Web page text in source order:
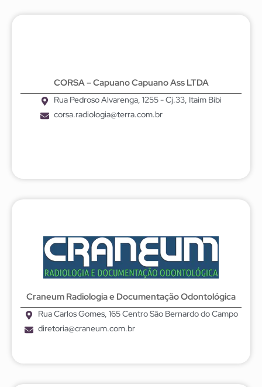
CORSA – Capuano Capuano Ass LTDA
Rua Pedroso Alvarenga, 1255 - Cj.33, Itaim Bibi
corsa.radiologia@terra.com.br
Craneum Radiologia e Documentação Odontológica
Rua Carlos Gomes, 165 Centro São Bernardo do Campo
diretoria@craneum.com.br